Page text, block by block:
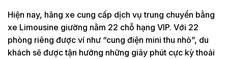
Hiện nay, hãng xe cung cấp dịch vụ trung chuyển bằng
xe Limousine giường nằm 22 chỗ hạng VIP. Với 22
phòng riêng được ví như “cung điện mini thu nhỏ”, du
khách sẽ được tận hưởng những giây phút cực kỳ thoải